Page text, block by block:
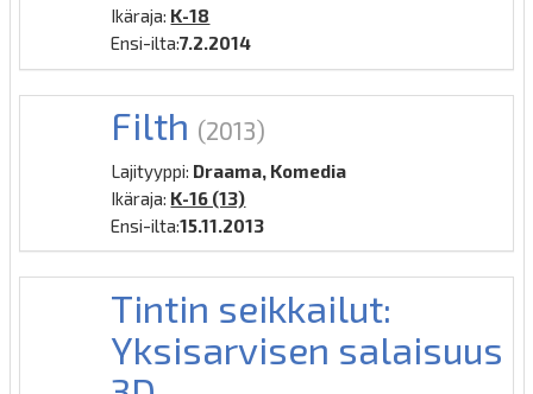
Ikäraja: K-18
Ensi-ilta:7.2.2014
Filth (2013)
Lajityyppi: Draama, Komedia
Ikäraja: K-16 (13)
Ensi-ilta:15.11.2013
Tintin seikkailut:
Yksisarvisen salaisuus